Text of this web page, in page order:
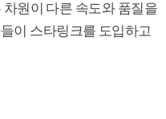
원이 다른 속도와 품질을
이 스타링크를 도입하고